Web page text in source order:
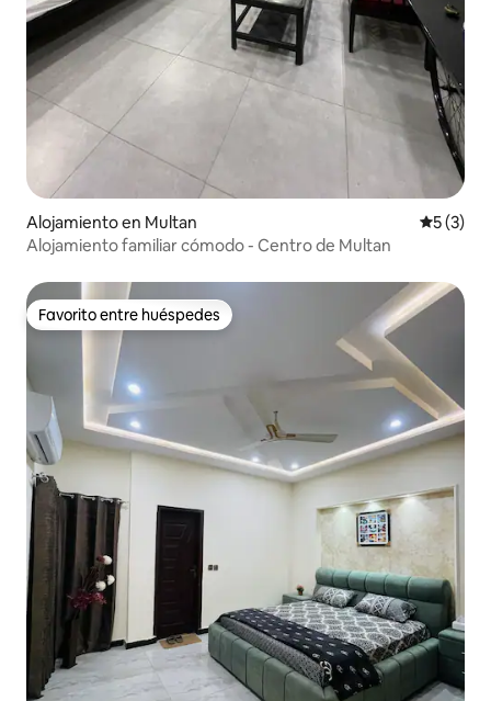
Alojamiento en Multan
5 (3)
Alojamiento familiar cómodo - Centro de Multan
Favorito entre huéspedes
Favorito entre huéspedes